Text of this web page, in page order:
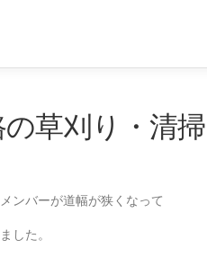
草刈り・清掃
ンバーが道幅が狭くなって
した。